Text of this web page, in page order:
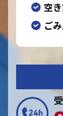
空
ご